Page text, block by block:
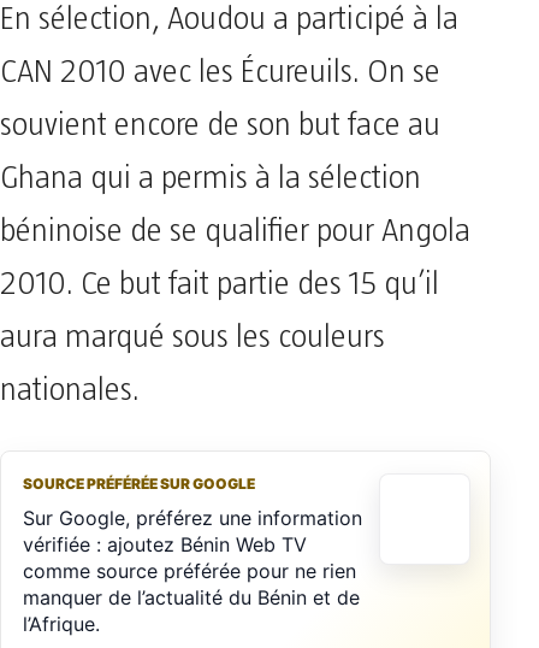
En sélection, Aoudou a participé à la
CAN 2010 avec les Écureuils. On se
souvient encore de son but face au
Ghana qui a permis à la sélection
béninoise de se qualifier pour Angola
2010. Ce but fait partie des 15 qu’il
aura marqué sous les couleurs
nationales.
SOURCE PRÉFÉRÉE SUR GOOGLE
Sur Google, préférez une information
vérifiée : ajoutez Bénin Web TV
comme source préférée pour ne rien
manquer de l’actualité du Bénin et de
l’Afrique.